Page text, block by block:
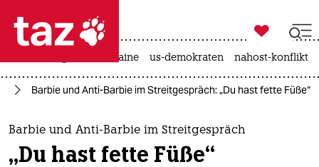
 taz zahl ich
taz zahl ich
themen
politik

taz zahl ich
krieg in der ukraine us-demokraten nahost-konflikt
Barbie und Anti-Barbie im Streitgespräch: „Du hast fette Füße“
Barbie und Anti-Barbie im Streitgespräch
„Du hast fette Füße“